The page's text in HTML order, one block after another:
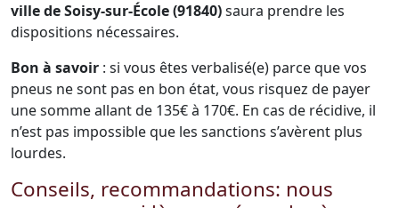
ville de Soisy-sur-École (91840)saura prendre les
dispositions nécessaires.
Bon à savoir : si vous êtes verbalisé(e) parce que vos
pneus ne sont pas en bon état, vous risquez de payer
une somme allant de 135€ à 170€. En cas de récidive, il
n’est pas impossible que les sanctions s’avèrent plus
lourdes.
Conseils, recommandations: nous